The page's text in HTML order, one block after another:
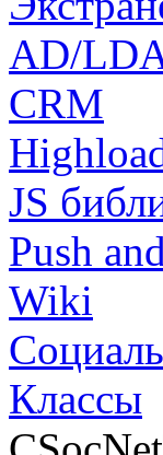
AD/
CRM
JS
Push
Wiki
Классы